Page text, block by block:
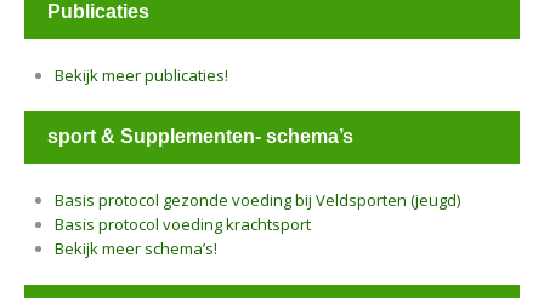
Publicaties
Bekijk meer publicaties!
sport & Supplementen- schema’s
Basis protocol gezonde voeding bij Veldsporten (jeugd)
Basis protocol voeding krachtsport
Bekijk meer schema’s!